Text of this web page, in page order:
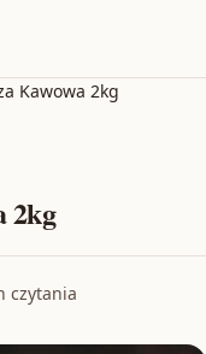
Kawowa 2kg
2kg
czytania